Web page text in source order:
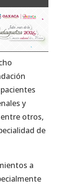
y
otros,
de
a